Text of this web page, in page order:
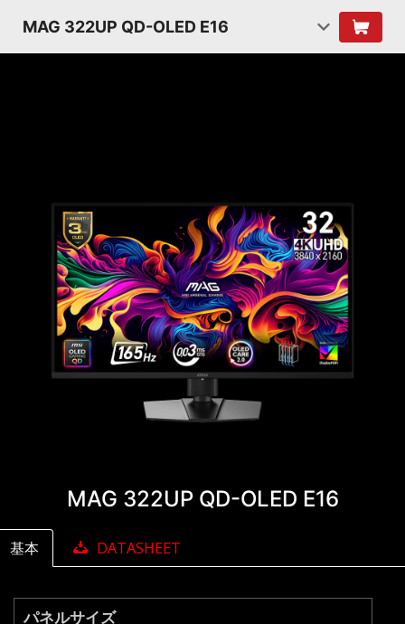
MAG 322UP QD-OLED E16
MAG 322UP QD-OLED E16
基本 DATASHEET
パネルサイズ